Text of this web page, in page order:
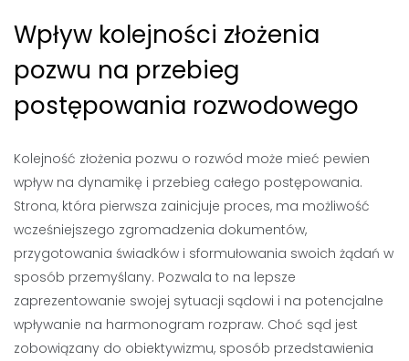
Wpływ kolejności złożenia
pozwu na przebieg
postępowania rozwodowego
Kolejność złożenia pozwu o rozwód może mieć pewien
wpływ na dynamikę i przebieg całego postępowania.
Strona, która pierwsza zainicjuje proces, ma możliwość
wcześniejszego zgromadzenia dokumentów,
przygotowania świadków i sformułowania swoich żądań w
sposób przemyślany. Pozwala to na lepsze
zaprezentowanie swojej sytuacji sądowi i na potencjalne
wpływanie na harmonogram rozpraw. Choć sąd jest
zobowiązany do obiektywizmu, sposób przedstawienia